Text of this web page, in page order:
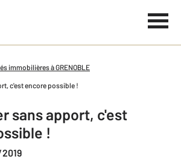
immobilières à GRENOBLE
c'est encore possible !
sans apport, c'est
!
2019